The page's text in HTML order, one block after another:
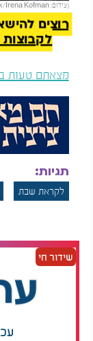
(צילום: Ri_Ya/vetre/shutterstock/Irena Kofman)
רוצים
לקבוצות
מצאתם טעות
תגיות:
לקראת שבת
שידור חי